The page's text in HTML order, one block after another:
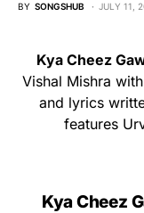
BY SONGSHUB JULY 11,
Kya Cheez
Vishal Mishra
and lyrics
features
Kya Cheez